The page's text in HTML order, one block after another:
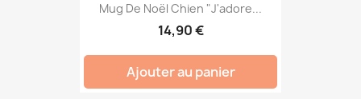
Mug De Noël Chien "J'adore...
14,90 €
Ajouter au panier